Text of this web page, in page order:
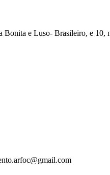
e Luso- Brasileiro, e 10,